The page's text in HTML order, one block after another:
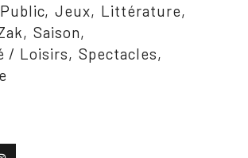
Jeux
Littérature
Saison
/ Loisirs
Spectacles